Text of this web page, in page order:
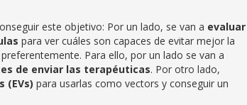
este objetivo: Por un lado, se van a evaluar
para ver cuáles son capaces de evitar mejor la
Para ello, por un lado se van a
de enviar las terapéuticas. Por otro lado,
(EVs) para usarlas como vectors y conseguir un